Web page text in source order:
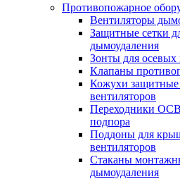
Противопожарное
Вентиляторы
Защитные сетки
дымоудаления
Зонты для осевых
Клапаны
Кожухи защитные
вентиляторов
Переходники ОСВ
подпора
Поддоны для
вентиляторов
Стаканы
дымоудаления